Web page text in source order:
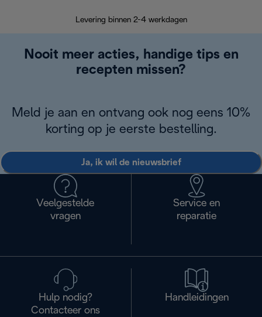
Levering binnen 2-4 werkdagen
Nooit meer acties, handige tips en
recepten missen?
Meld je aan en ontvang ook nog eens 10%
korting op je eerste bestelling.
Ja, ik wil de nieuwsbrief
Veelgestelde
vragen
Service en
reparatie
Hulp nodig?
Contacteer ons
Handleidingen